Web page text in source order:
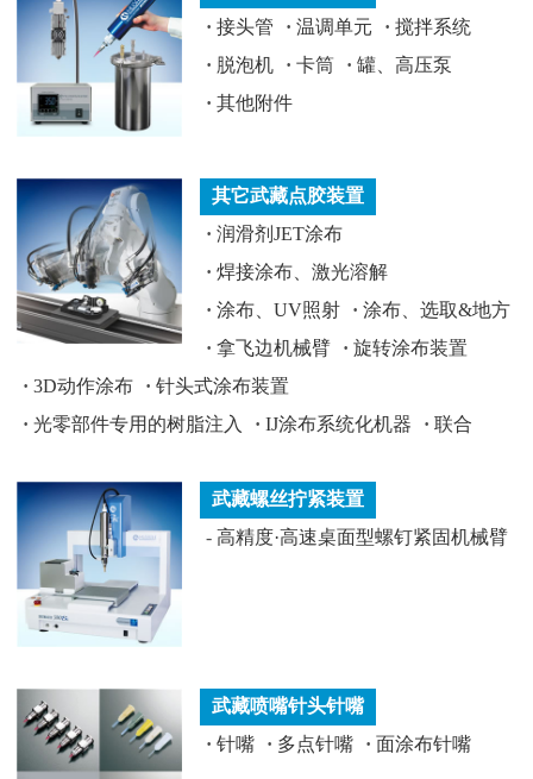
· 接头管 · 温调单元 · 搅拌系统
· 脱泡机 · 卡筒 · 罐、高压泵
· 其他附件
其它武藏点胶装置
· 润滑剂JET涂布
· 焊接涂布、激光溶解
· 涂布、UV照射 · 涂布、选取&地方
· 拿飞边机械臂 · 旋转涂布装置
· 3D动作涂布 · 针头式涂布装置
· 光零部件专用的树脂注入 · IJ涂布系统化机器 · 联合
武藏螺丝拧紧装置
- 高精度·高速桌面型螺钉紧固机械臂
武藏喷嘴针头针嘴
· 针嘴 · 多点针嘴 · 面涂布针嘴